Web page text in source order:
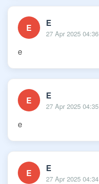
E E
27 Apr 2025 04:36
e
E E
27 Apr 2025 04:35
e
E E
27 Apr 2025 04:34